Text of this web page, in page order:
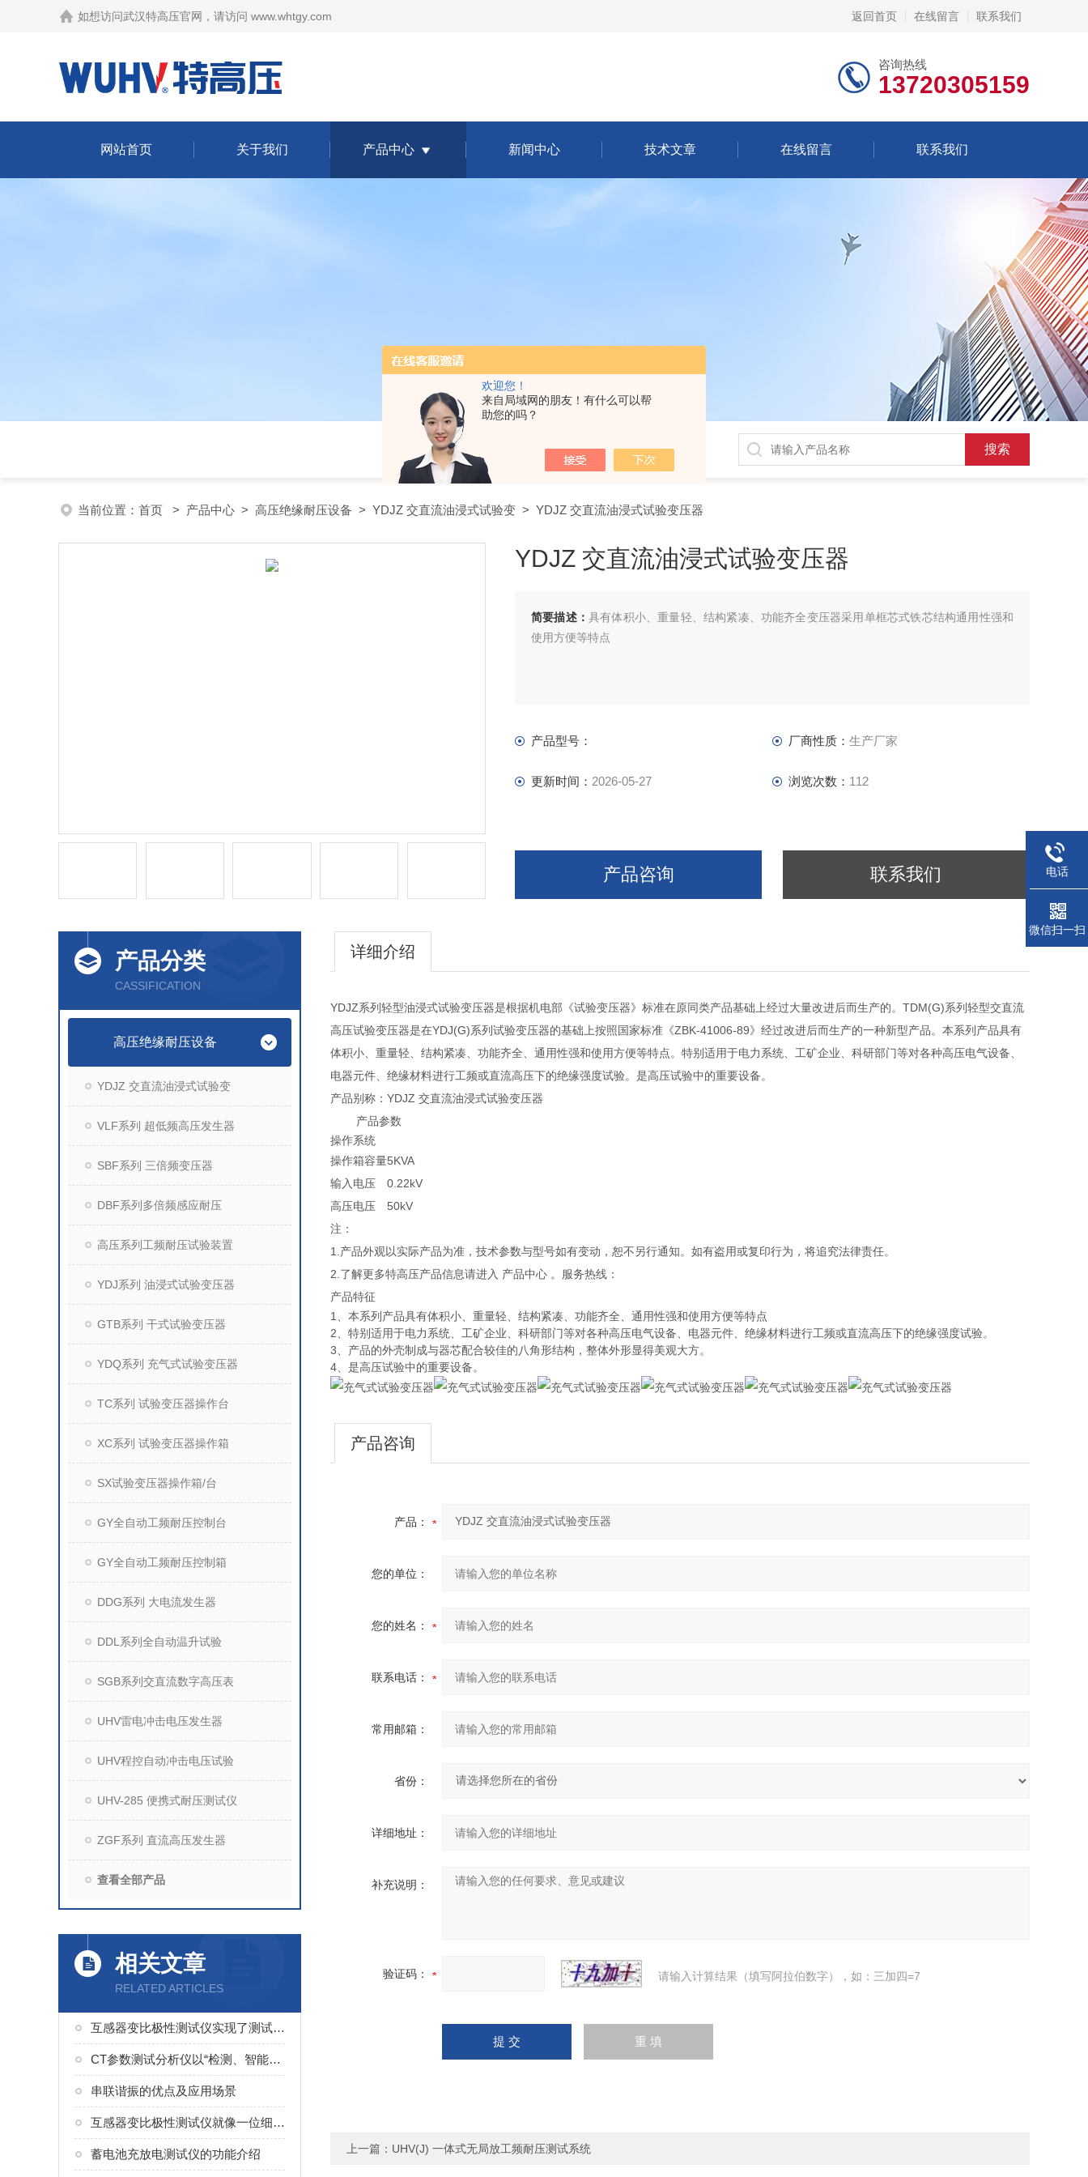
欢迎您！
来自局域网的朋友！有什么可以帮
助您的吗？
如想访问武汉特高压官网，请访问 www.whtgy.com 返回首页 在线留言 联系我们
咨询热线
13720305159
网站首页 关于我们 产品中心 新闻中心 技术文章 在线留言 联系我们
当前位置： 首页 > 产品中心 > 高压绝缘耐压设备 > YDJZ 交直流油浸式试验变 > YDJZ 交直流油浸式试验变压器
YDJZ 交直流油浸式试验变压器
简要描述： 具有体积小、重量轻、结构紧凑、功能齐全变压器采用单框芯式铁芯结构通用性强和
使用方便等特点
产品型号： 厂商性质： 生产厂家
更新时间： 2026-05-27 浏览次数： 112
产品咨询 联系我们
产品分类
CASSIFICATION
高压绝缘耐压设备
YDJZ 交直流油浸式试验变
VLF系列 超低频高压发生器
SBF系列 三倍频变压器
DBF系列多倍频感应耐压
高压系列工频耐压试验装置
YDJ系列 油浸式试验变压器
GTB系列 干式试验变压器
YDQ系列 充气式试验变压器
TC系列 试验变压器操作台
XC系列 试验变压器操作箱
SX试验变压器操作箱/台
GY全自动工频耐压控制台
GY全自动工频耐压控制箱
DDG系列 大电流发生器
DDL系列全自动温升试验
SGB系列交直流数字高压表
UHV雷电冲击电压发生器
UHV程控自动冲击电压试验
UHV-285 便携式耐压测试仪
ZGF系列 直流高压发生器
查看全部产品
相关文章
RELATED ARTICLES
互感器变比极性测试仪实现了测试的集成化与简便性
CT参数测试分析仪以“检测、智能便捷”为核心
串联谐振的优点及应用场景
互感器变比极性测试仪就像一位细致的“校对员”
蓄电池充放电测试仪的功能介绍
详细介绍
YDJZ系列轻型油浸式试验变压器是根据机电部《试验变压器》标准在原同类产品基础上经过大量改进后而生产的。TDM(G)系列轻型交直流
高压试验变压器是在YDJ(G)系列试验变压器的基础上按照国家标准《ZBK-41006-89》经过改进后而生产的一种新型产品。本系列产品具有
体积小、重量轻、结构紧凑、功能齐全、通用性强和使用方便等特点。特别适用于电力系统、工矿企业、科研部门等对各种高压电气设备、
电器元件、绝缘材料进行工频或直流高压下的绝缘强度试验。是高压试验中的重要设备。
产品别称：YDJZ 交直流油浸式试验变压器
产品参数
操作系统
操作箱容量5KVA
输入电压
0.22kV
高压电压
50kV
注：
1.产品外观以实际产品为准，技术参数与型号如有变动，恕不另行通知。如有盗用或复印行为，将追究法律责任。
2.了解更多特高压产品信息请进入 产品中心 。服务热线：
产品特征
1、本系列产品具有体积小、重量轻、结构紧凑、功能齐全、通用性强和使用方便等特点
2、特别适用于电力系统、工矿企业、科研部门等对各种高压电气设备、电器元件、绝缘材料进行工频或直流高压下的绝缘强度试验。
3、产品的外壳制成与器芯配合较佳的八角形结构，整体外形显得美观大方。
4、是高压试验中的重要设备。
产品咨询
产品：
您的单位：
您的姓名：
联系电话：
常用邮箱：
省份：
详细地址：
补充说明：
验证码： 请输入计算结果（填写阿拉伯数字），如：三加四=7
上一篇： UHV(J) 一体式无局放工频耐压测试系统
电话
微信扫一扫